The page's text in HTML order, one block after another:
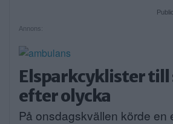
Annons:
Elsparkcyklister till
efter olycka
På onsdagskvällen körde en